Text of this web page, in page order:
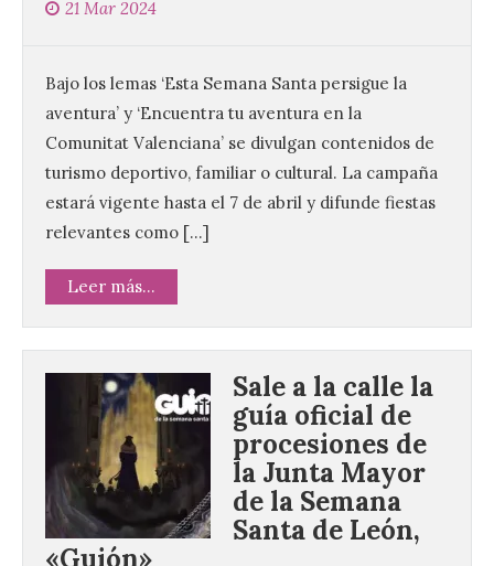
21 Mar 2024
Bajo los lemas ‘Esta Semana Santa persigue la
aventura’ y ‘Encuentra tu aventura en la
Comunitat Valenciana’ se divulgan contenidos de
turismo deportivo, familiar o cultural. La campaña
estará vigente hasta el 7 de abril y difunde fiestas
relevantes como […]
Leer más...
Sale a la calle la
guía oficial de
procesiones de
la Junta Mayor
de la Semana
Santa de León,